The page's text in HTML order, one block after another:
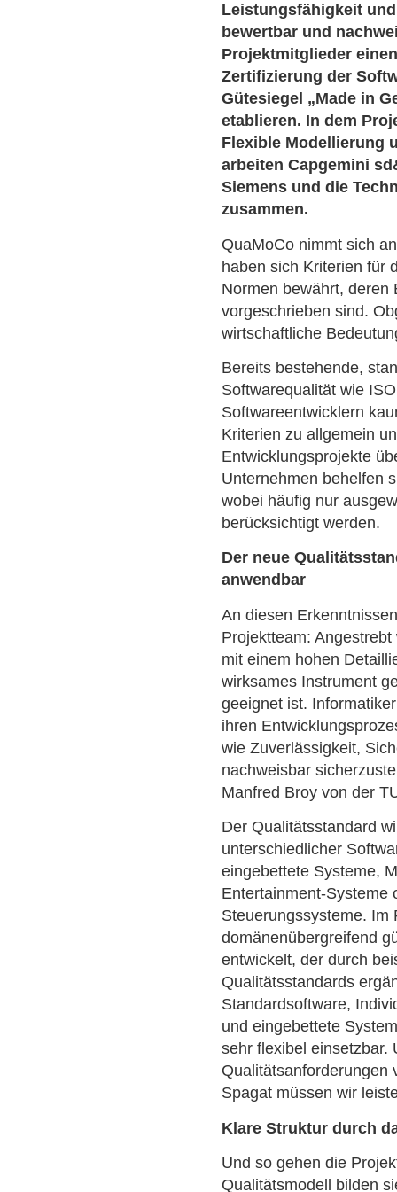
Leistungsfähigkeit
bewertbar und
Projektmitglieder
Zertifizierung der
Gütesiegel „Made in
etablieren. In dem
Flexible Modellierung
arbeiten Capgemini
Siemens und die
zusammen.
QuaMoCo nimmt sich
haben sich Kriterien für
Normen bewährt, deren
vorgeschrieben sind.
wirtschaftliche
Bereits bestehende,
Softwarequalität wie
Softwareentwicklern
Kriterien zu allgemein
Entwicklungsprojekte
Unternehmen behelfen
wobei häufig nur
berücksichtigt werden.
Der neue
anwendbar
An diesen
Projektteam:
mit einem hohen
wirksames Instrument
geeignet ist.
ihren
wie Zuverlässigkeit,
nachweisbar
Manfred Broy von der
Der Qualitätsstandard
unterschiedlicher
eingebettete Systeme,
Entertainment-Systeme
Steuerungssysteme. Im
domänenübergreifend
entwickelt, der durch
Qualitätsstandards
Standardsoftware,
und eingebettete
sehr flexibel einsetzbar.
Qualitätsanforderungen
Spagat müssen wir
Klare Struktur durch
Und so gehen die
Qualitätsmodell bilden